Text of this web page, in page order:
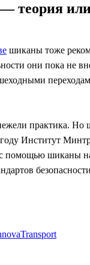
теория
шиканы тоже
они пока не
практика.
Институт
с помощью шиканы